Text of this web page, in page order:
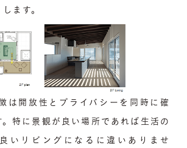
ます。
は開放性とプライバシーを同時に確
特に景観が良い場所であれば生活の
いリビングになるに違いありませ